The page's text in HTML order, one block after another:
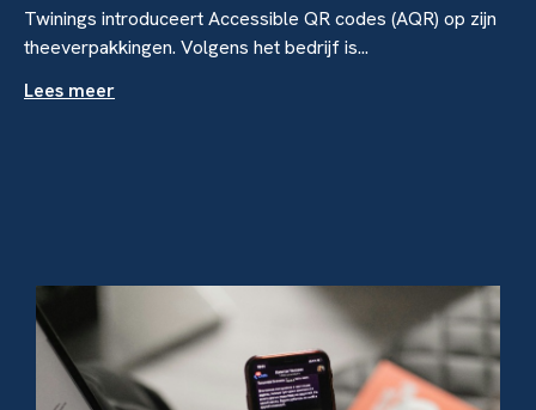
Twinings introduceert Accessible QR codes (AQR) op zijn
theeverpakkingen. Volgens het bedrijf is...
Lees meer